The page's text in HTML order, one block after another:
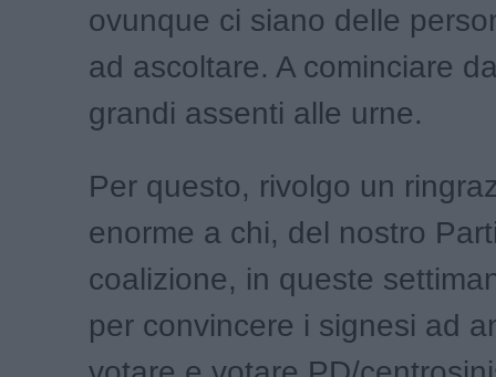
ovunque ci siano delle
ad ascoltare. A cominciare
grandi assenti alle urne.
Per questo, rivolgo un
enorme a chi, del nostro
coalizione, in queste
per convincere i signesi ad